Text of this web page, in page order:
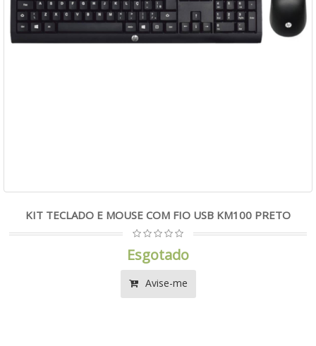
KIT TECLADO E MOUSE COM FIO USB KM100 PRETO
Esgotado
Avise-me